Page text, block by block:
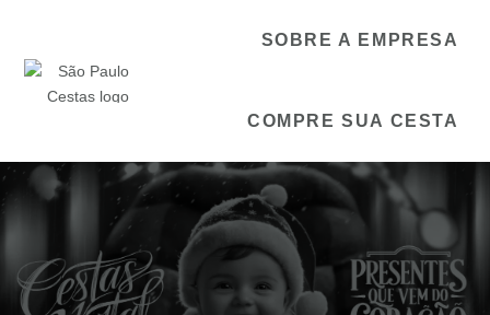
SOBRE A EMPRESA
COMPRE SUA CESTA